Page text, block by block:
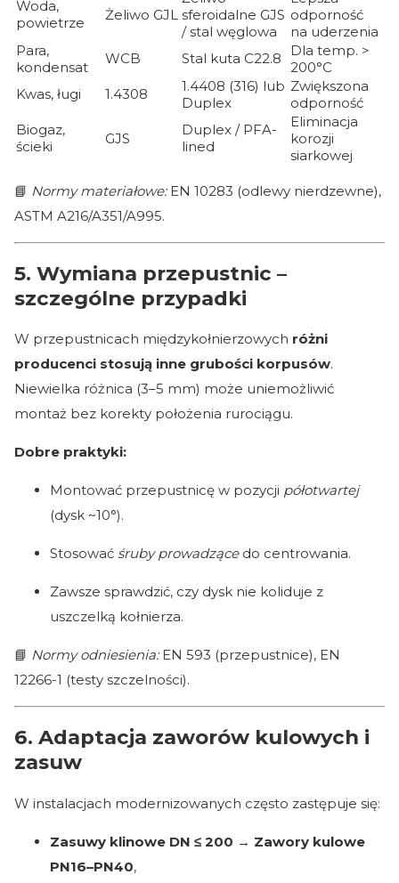
Woda,
powietrze
Żeliwo GJL sferoidalne GJS
/ stal węglowa
odporność
na uderzenia
Para,
kondensat
WCB Stal kuta C22.8
Dla temp. >
200°C
Kwas, ługi
1.4308
1.4408 (316) lub
Duplex
Zwiększona
odporność
Biogaz,
ścieki
GJS
Duplex / PFA-
lined
Eliminacja
korozji
siarkowej
📘 Normy materiałowe:EN 10283 (odlewy nierdzewne),
ASTM A216/A351/A995.
5. Wymiana przepustnic –
szczególne przypadki
W przepustnicach międzykołnierzowych różni
producenci stosują inne grubości korpusów.
Niewielka różnica (3–5 mm) może uniemożliwić
montaż bez korekty położenia rurociągu.
Dobre praktyki:
Montować przepustnicę w pozycji półotwartej
(dysk ~10°).
Stosować śruby prowadzącedo centrowania.
Zawsze sprawdzić, czy dysk nie koliduje z
uszczelką kołnierza.
📘 Normy odniesienia:EN 593 (przepustnice), EN
12266-1 (testy szczelności).
6. Adaptacja zaworów kulowych i
zasuw
W instalacjach modernizowanych często zastępuje się:
Zasuwy klinowe DN ≤ 200 → Zawory kulowe
PN16–PN40,